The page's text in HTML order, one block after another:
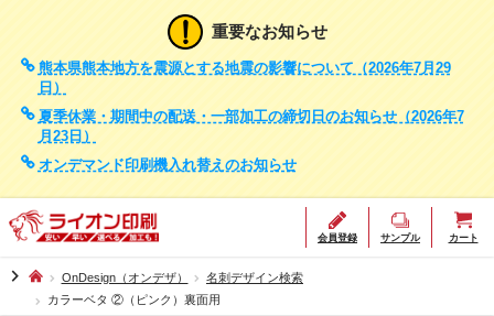
重要なお知らせ
熊本県熊本地方を震源とする地震の影響について（2026年7月29
日）
夏季休業・期間中の配送・一部加工の締切日のお知らせ（2026年7
月23日）
オンデマンド印刷機入れ替えのお知らせ
会員登録 サンプル カート
chevron_right OnDesign（オンデザ）
名刺デザイン検索
カラーベタ ②（ピンク）裏面用